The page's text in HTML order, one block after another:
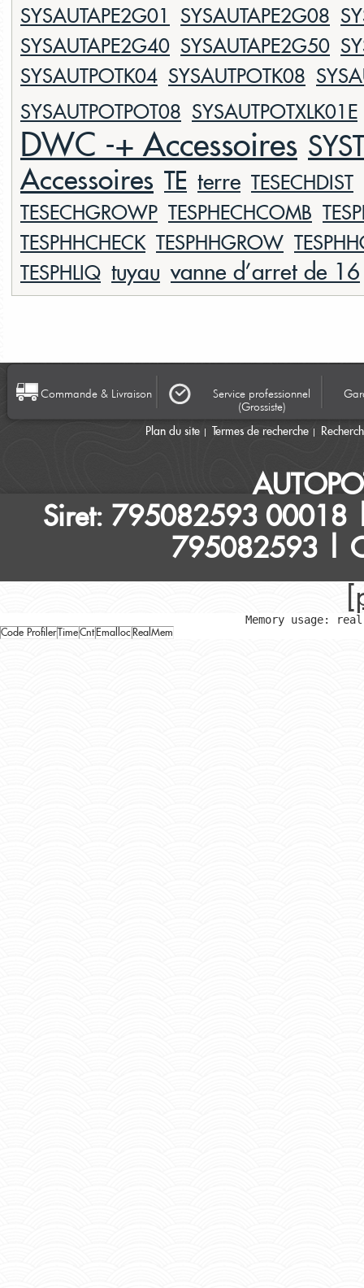
SYSAUTAPE2G01
SYSAUTAPE2G08
SYSAUTAPE2G40 SYSAUTAPE2G50
SYSAUTPOTK04 SYSAUTPOTK08
SYSAUTPOTPOT08 SYSAUTPOTXLK01E
DWC -+ Accessoires
Accessoires TE terre TESECHDIST
TESECHGROWP TESPHECHCOMB
TESPHHCHECK TESPHHGROW
TESPHLIQ tuyau vanne d'arret de 16
Commande & Livraison
Service professionnel
(Grossiste)
Plan du site Termes de recherche
Siret: 795082593 00018
795082593 |
Memory usage:
Code Profiler TimeCnt Emalloc RealMem